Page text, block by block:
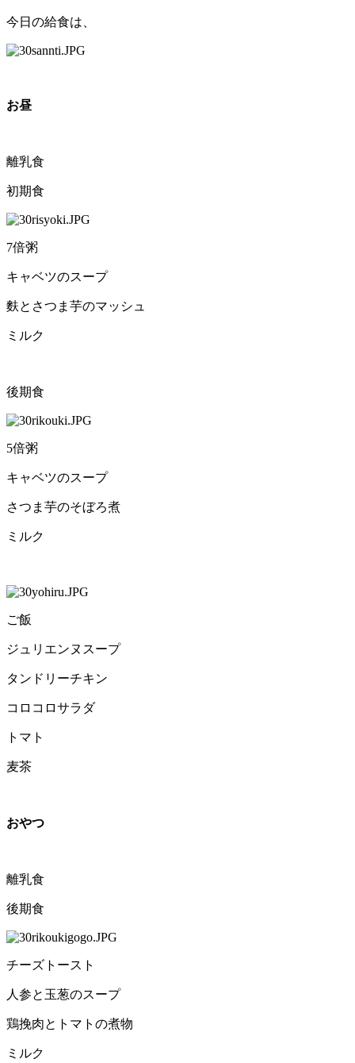
今日の給食は、
お昼
離乳食
初期食
7倍粥
キャベツのスープ
麩とさつま芋のマッシュ
ミルク
後期食
5倍粥
キャベツのスープ
さつま芋のそぼろ煮
ミルク
ご飯
ジュリエンヌスープ
タンドリーチキン
コロコロサラダ
トマト
麦茶
おやつ
離乳食
後期食
チーズトースト
人参と玉葱のスープ
鶏挽肉とトマトの煮物
ミルク